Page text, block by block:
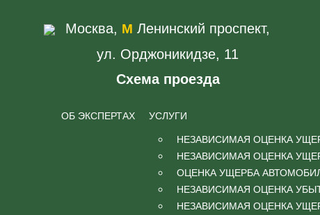
Москва, М Ленинский проспект,
ул. Орджоникидзе, 11
Схема проезда
ОБ ЭКСПЕРТАХ УСЛУГИ
НЕЗАВИСИМАЯ ОЦЕНКА
НЕЗАВИСИМАЯ ОЦЕНКА
ОЦЕНКА УЩЕРБА
НЕЗАВИСИМАЯ ОЦЕНКА
НЕЗАВИСИМАЯ ОЦЕНКА